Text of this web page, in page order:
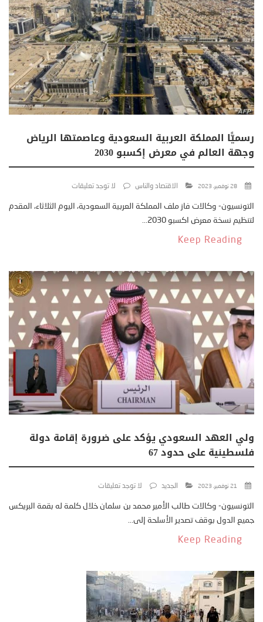
رسميًّا المملكة العربية السعودية وعاصمتها الرياض
وجهة العالم في معرض إكسبو 2030
28 نوفمبر، 2023 الاقتصاد والناس لا توجد تعليقات
التونسيون- وكالات فاز ملف المملكة العربية السعودية، اليوم الثلاثاء، المقدم
لتنظيم نسخة معرض اكسبو 2030...
Keep Reading
ولي العهد السعودي يؤكد على ضرورة إقامة دولة
فلسطينية على حدود 67
21 نوفمبر، 2023 الجديد لا توجد تعليقات
التونسيون- وكالات طالب الأمير محمد بن سلمان خلال كلمة له بقمة البريكس
جميع الدول بوقف تصدير الأسلحة إلى...
Keep Reading